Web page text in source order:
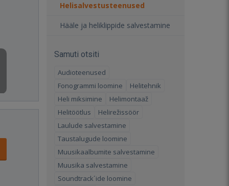
Helisalvestusteenused
Hääle ja heliklippide salvestamine
Samuti otsiti
Audioteenused
Fonogrammi loomine
Helitehnik
Heli miksimine
Helimontaaž
Helitöötlus
Helirežissöör
Laulude salvestamine
Taustalugude loomine
Muusikaalbumite salvestamine
Muusika salvestamine
Soundtrack´ide loomine